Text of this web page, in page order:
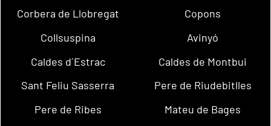
Corbera de Llobregat
Copons
Collsuspina
Avinyó
Caldes d´Estrac
Caldes de Montbui
Sant Feliu Sasserra
Pere de Riudebitlles
Pere de Ribes
Mateu de Bages